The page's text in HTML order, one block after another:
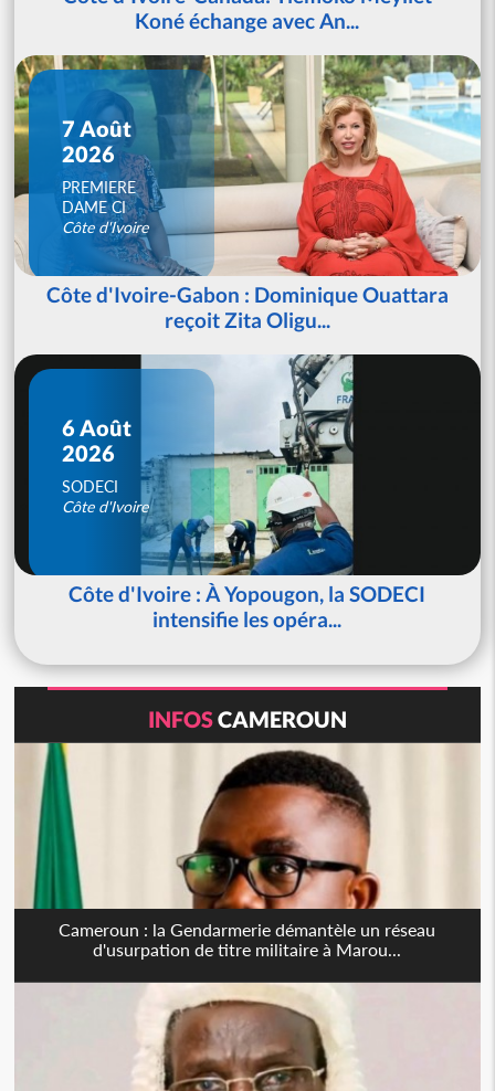
Koné échange avec An...
7 Août
2026
PREMIERE
DAME CI
Côte d'Ivoire
Côte d'Ivoire-Gabon : Dominique Ouattara
reçoit Zita Oligu...
6 Août
2026
SODECI
Côte d'Ivoire
Côte d'Ivoire : À Yopougon, la SODECI
intensifie les opéra...
INFOSCAMEROUN
Cameroun : la Gendarmerie démantèle un réseau
d'usurpation de titre militaire à Marou...